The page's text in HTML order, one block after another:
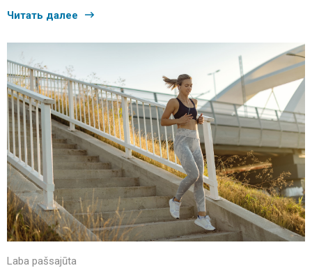
Читать далее
Laba pašsajūta